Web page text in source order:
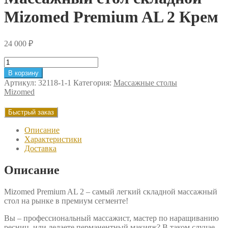
Mizomed Premium AL 2 Крем
24 000 ₽
Количество
товара
Массажный
стол
складной
Mizomed
Premium
Крем
В корзину
Артикул: 32118-1-1 Категория: Массажные столы
Mizomed
Быстрый заказ
Описание
Характеристики
Доставка
Описание
Mizomed Premium AL 2 – cамый легкий складной массажный
стол на рынке в премиум сегменте!
Вы – профессиональный массажист, мастер по наращиванию